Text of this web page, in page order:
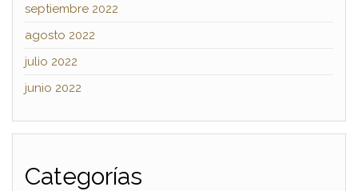
septiembre 2022
agosto 2022
julio 2022
junio 2022
Categorías